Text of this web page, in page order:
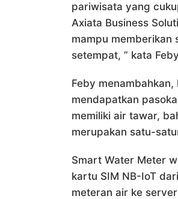
pariwisata yang
Axiata Business
mampu memberikan
setempat, ” kata
Feby
mendapatkan
memiliki air tawar,
merupakan satu-
Smart Water Meter
kartu SIM NB-IoT
meteran air ke